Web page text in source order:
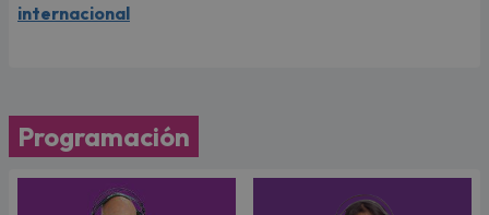
internacional
Programación